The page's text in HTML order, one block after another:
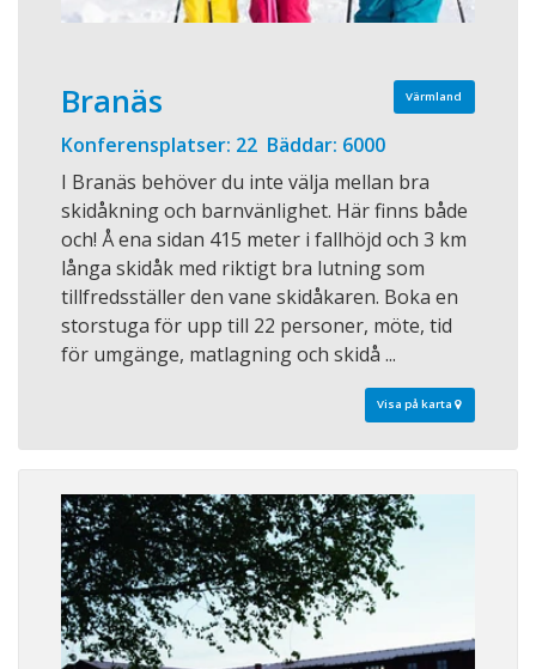
Värmland
Branäs
Konferensplatser: 22 Bäddar: 6000
I Branäs behöver du inte välja mellan bra
skidåkning och barnvänlighet. Här finns både
och! Å ena sidan 415 meter i fallhöjd och 3 km
långa skidåk med riktigt bra lutning som
tillfredsställer den vane skidåkaren. Boka en
storstuga för upp till 22 personer, möte, tid
för umgänge, matlagning och skidå ...
Visa på karta